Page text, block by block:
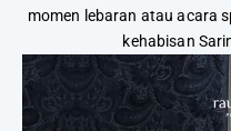
momen lebaran atau acara
kehabisan